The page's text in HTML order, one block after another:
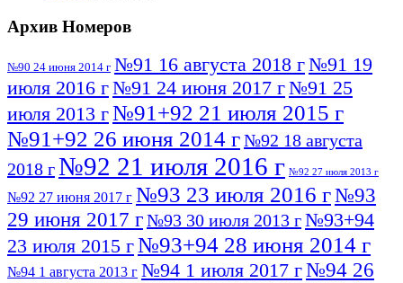
Архив Номеров
№90 24 июня 2014 г №91 16 августа 2018 г№91 19
июля 2016 г№91 24 июня 2017 г№91 25
июля 2013 г№91+92 21 июля 2015 г
№91+92 26 июня 2014 г№92 18 августа
2018 г№92 21 июля 2016 г №92 27 июля 2013 г
№92 27 июня 2017 г №93 23 июля 2016 г№93
29 июня 2017 г№93 30 июля 2013 г№93+94
23 июля 2015 г№93+94 28 июня 2014 г
№94 1 августа 2013 г №94 1 июля 2017 г№94 26